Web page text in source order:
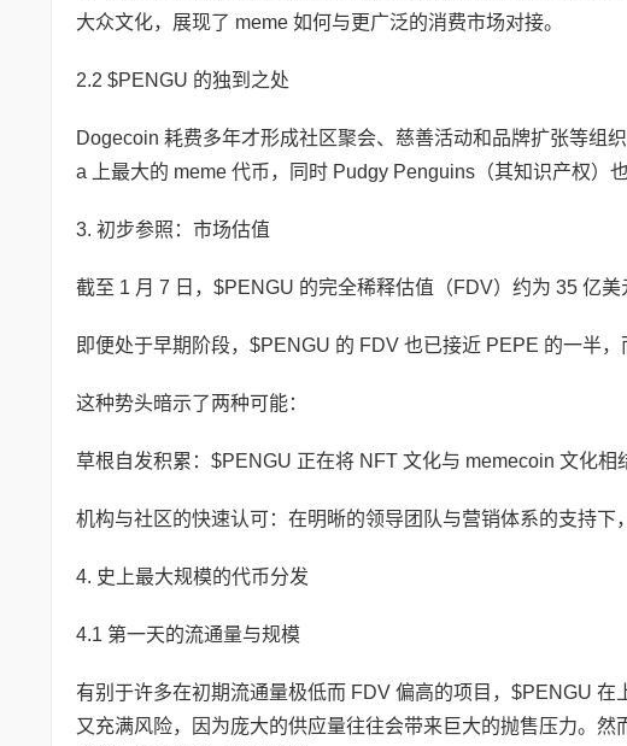
大众文化，展现了 meme 如何与更广泛的消费市场对接。
2.2 $PENGU 的独到之处
Dogecoin 耗费多年才形成社区聚会、慈善活动和品牌扩张等组
a 上最大的 meme 代币，同时 Pudgy Penguins（其知识产权）
3. 初步参照：市场估值
截至 1 月 7 日，$PENGU 的完全稀释估值（FDV）约为 35 亿
即便处于早期阶段，$PENGU 的 FDV 也已接近 PEPE 的一半
这种势头暗示了两种可能：
草根自发积累：$PENGU 正在将 NFT 文化与 memecoin 文化相
机构与社区的快速认可：在明晰的领导团队与营销体系的支持下
4. 史上最大规模的代币分发
4.1 第一天的流通量与规模
有别于许多在初期流通量极低而 FDV 偏高的项目，$PENGU
又充满风险，因为庞大的供应量往往会带来巨大的抛售压力。